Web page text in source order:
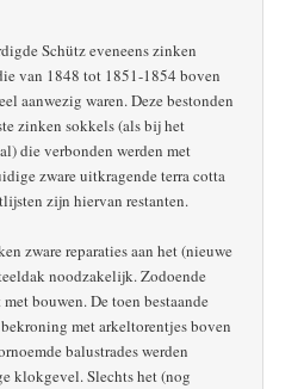
Schütz eveneens zinken
van 1848 tot 1851-1854 boven
aanwezig waren. Deze bestonden
zinken sokkels (als bij het
die verbonden werden met
zware uitkragende terra cotta
zijn hiervan restanten.
zware reparaties aan het (nieuwe
noodzakelijk. Zodoende
bouwen. De toen bestaande
met arkeltorentjes boven
balustrades werden
klokgevel. Slechts het (nog